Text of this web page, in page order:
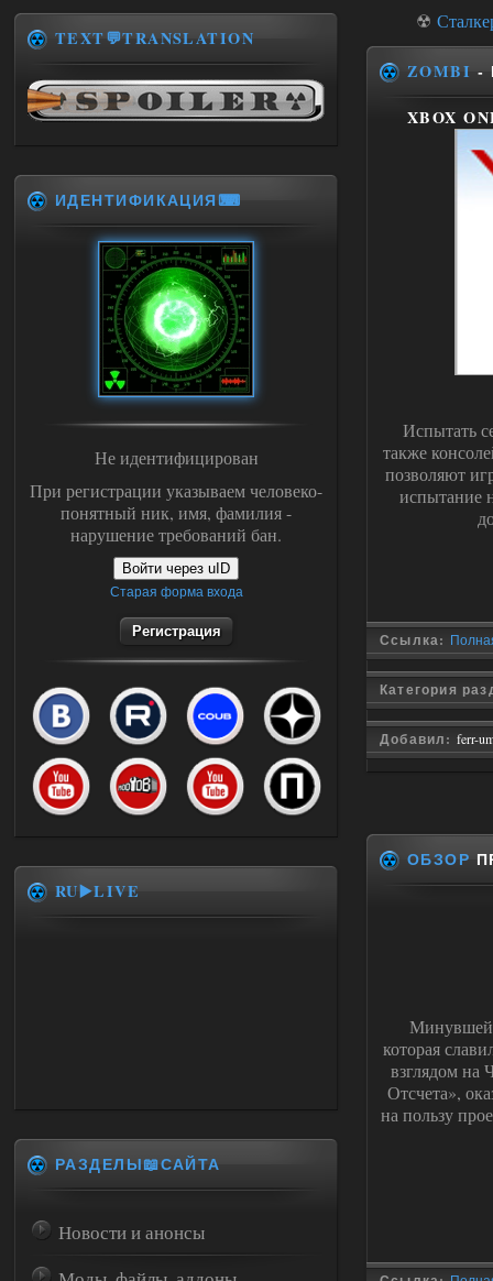
☢
ZOMBI -
XBOX
Испытать
также
позволяют
испытание
Ссылка:
Категория
Добавил: ferr-
ОБЗОР
Минувшей
которая
взглядом на
Отсчета»,
на пользу
TEXT💬TRANSLATION
ИДЕНТИФИКАЦИЯ⌨
Не идентифицирован
При регистрации указываем человеко-
понятный ник, имя, фамилия -
нарушение требований бан.
Войти через uID
Старая форма входа
Регистрация
RU▶️LIVE
РАЗДЕЛЫ📖САЙТА
Новости и анонсы